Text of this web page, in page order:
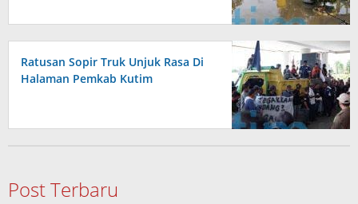
Ratusan Sopir Truk Unjuk Rasa Di
Halaman Pemkab Kutim
Post Terbaru